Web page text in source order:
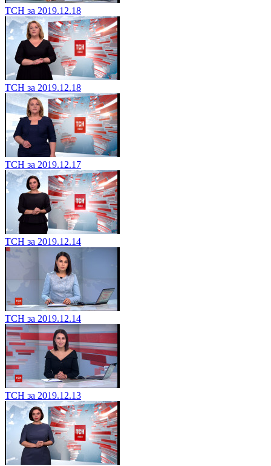
ТСН за 2019.12.18
ТСН за 2019.12.18
ТСН за 2019.12.17
ТСН за 2019.12.14
ТСН за 2019.12.14
ТСН за 2019.12.13